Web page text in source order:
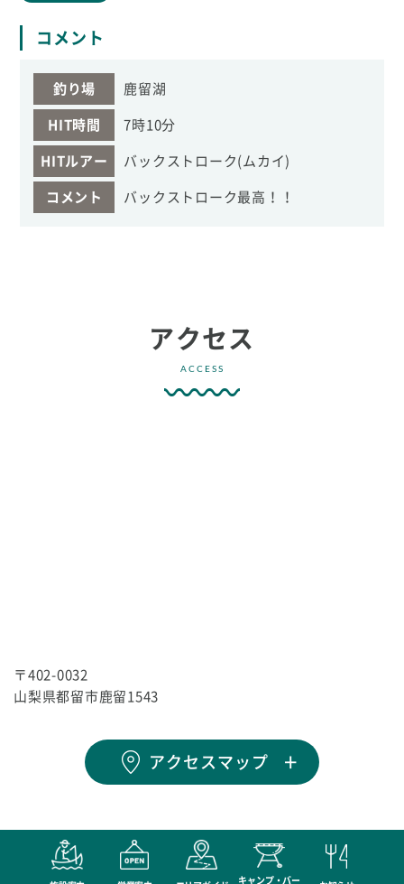
コメント
釣り場 鹿留湖
HIT時間 7時10分
HITルアー バックストローク(ムカイ)
コメント バックストローク最高！！
アクセス
ACCESS
〒402-0032
山梨県都留市鹿留1543
アクセスマップ
キャンプ・バー